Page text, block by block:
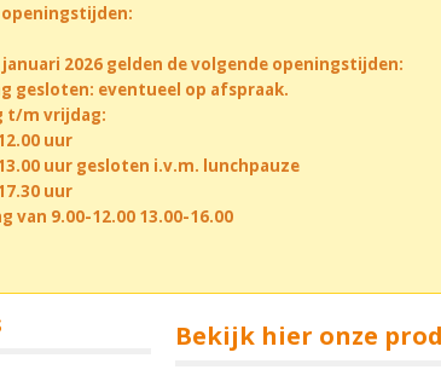
openingstijden:
2026 gelden de volgende openingstijden:
gesloten: eventueel op afspraak.
t/m vrijdag:
uur
uur gesloten i.v.m. lunchpauze
uur
van 9.00-12.00 13.00-16.00
Bekijk hier onze